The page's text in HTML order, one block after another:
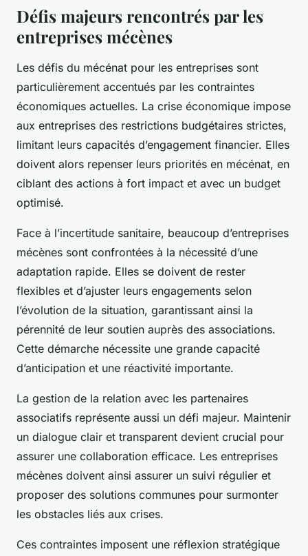
Défis majeurs rencontrés par les
entreprises mécènes
Les défis du mécénat pour les entreprises sont
particulièrement accentués par les contraintes
économiques actuelles. La crise économique impose
aux entreprises des restrictions budgétaires strictes,
limitant leurs capacités d’engagement financier. Elles
doivent alors repenser leurs priorités en mécénat, en
ciblant des actions à fort impact et avec un budget
optimisé.
Face à l’incertitude sanitaire, beaucoup d’entreprises
mécènes sont confrontées à la nécessité d’une
adaptation rapide. Elles se doivent de rester
flexibles et d’ajuster leurs engagements selon
l’évolution de la situation, garantissant ainsi la
pérennité de leur soutien auprès des associations.
Cette démarche nécessite une grande capacité
d’anticipation et une réactivité importante.
La gestion de la relation avec les partenaires
associatifs représente aussi un défi majeur. Maintenir
un dialogue clair et transparent devient crucial pour
assurer une collaboration efficace. Les entreprises
mécènes doivent ainsi assurer un suivi régulier et
proposer des solutions communes pour surmonter
les obstacles liés aux crises.
Ces contraintes imposent une réflexion stratégique